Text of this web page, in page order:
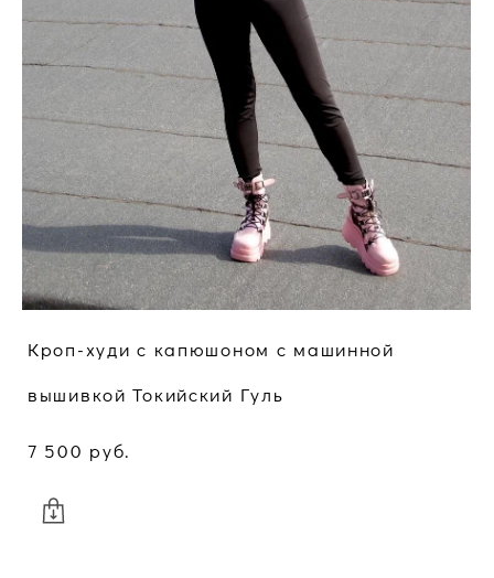
Кроп-худи с капюшоном c машинной
вышивкой Токийский Гуль
7 500 pуб.